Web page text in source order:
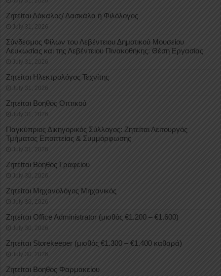
Ζητείται Δάκαλος/ Δασκάλα ή Φιλόλογος
July 31, 2026
Σύνδεσμος Φίλων του Λεβέντειου Δημοτικού Μουσείου
Λευκωσίας και της Λεβέντειου Πινακοθήκης: Θέση Εργασίας
July 31, 2026
Ζητείται Ηλεκτρολόγος Τεχνίτης
July 31, 2026
Ζητείται Βοηθός Οπτικού
July 31, 2026
Παγκύπριος Δικηγορικός Σύλλογος: Ζητείται Λειτουργός
Τμήματος Εποπτείας & Συμμόρφωσης
July 31, 2026
Ζητείται Βοηθός Γραφείου
July 30, 2026
Ζητείται Μηχανολόγος Μηχανικός
July 30, 2026
Ζητείται Office Administrator (μισθός €1.200 – €1.600)
July 30, 2026
Ζητείται Storekeeper (μισθός €1.300 – €1.400 καθαρά)
July 30, 2026
Ζητείται Βοηθός Φαρμακείου